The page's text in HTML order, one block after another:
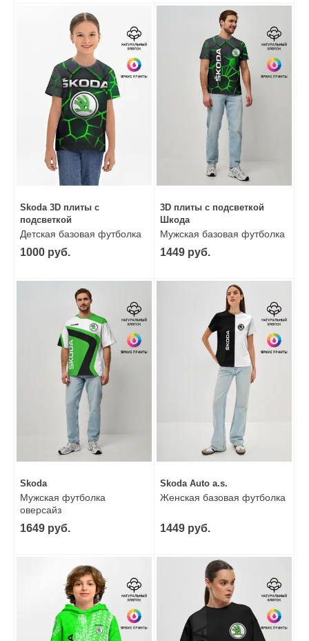
Skoda 3D плиты с
подсветкой
Детская базовая футболка
1000 руб.
3D плиты с подсветкой
Шкода
Мужская базовая футболка
1449 руб.
Skoda
Мужская футболка
оверсайз
1649 руб.
Skoda Auto a.s.
Женская базовая футболка
1449 руб.